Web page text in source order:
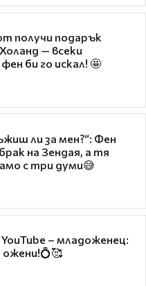
получи подарък
— всеки
би го искал! 🤩
ли за мен?“: Фен
на Зендая, а тя
с три думи😅
– младоженец:
ожени!💍🥰